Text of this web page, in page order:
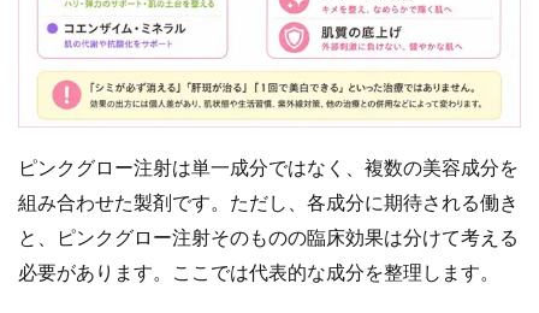
ピンクグロー注射は単一成分ではなく、複数の美容成分を
組み合わせた製剤です。ただし、各成分に期待される働き
と、ピンクグロー注射そのものの臨床効果は分けて考える
必要があります。ここでは代表的な成分を整理します。